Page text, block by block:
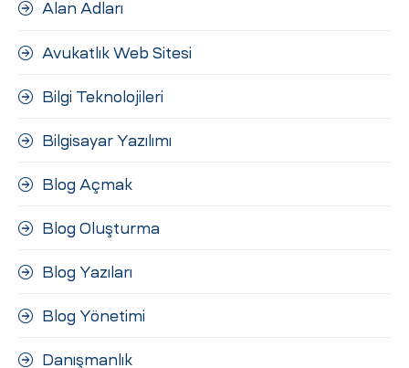
Alan Adları
Avukatlık Web Sitesi
Bilgi Teknolojileri
Bilgisayar Yazılımı
Blog Açmak
Blog Oluşturma
Blog Yazıları
Blog Yönetimi
Danışmanlık